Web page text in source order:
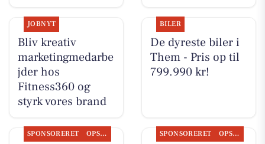
JOBNYT
Bliv kreativ
marketingmedarbe
jder hos
Fitness360 og
styrk vores brand
BILER
De dyreste biler i
Them - Pris op til
799.990 kr!
SPONSORERET OPSLAGSTAVLEN SPONSORERET OPSLAGSTAVLEN